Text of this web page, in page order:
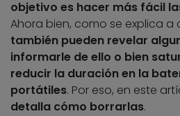
objetivo es hacer más fácil
Ahora bien, como se explica a
también pueden revelar
informarle de ello o bien
reducir la duración en la
portátiles. Por eso, en este
detalla cómo borrarlas.